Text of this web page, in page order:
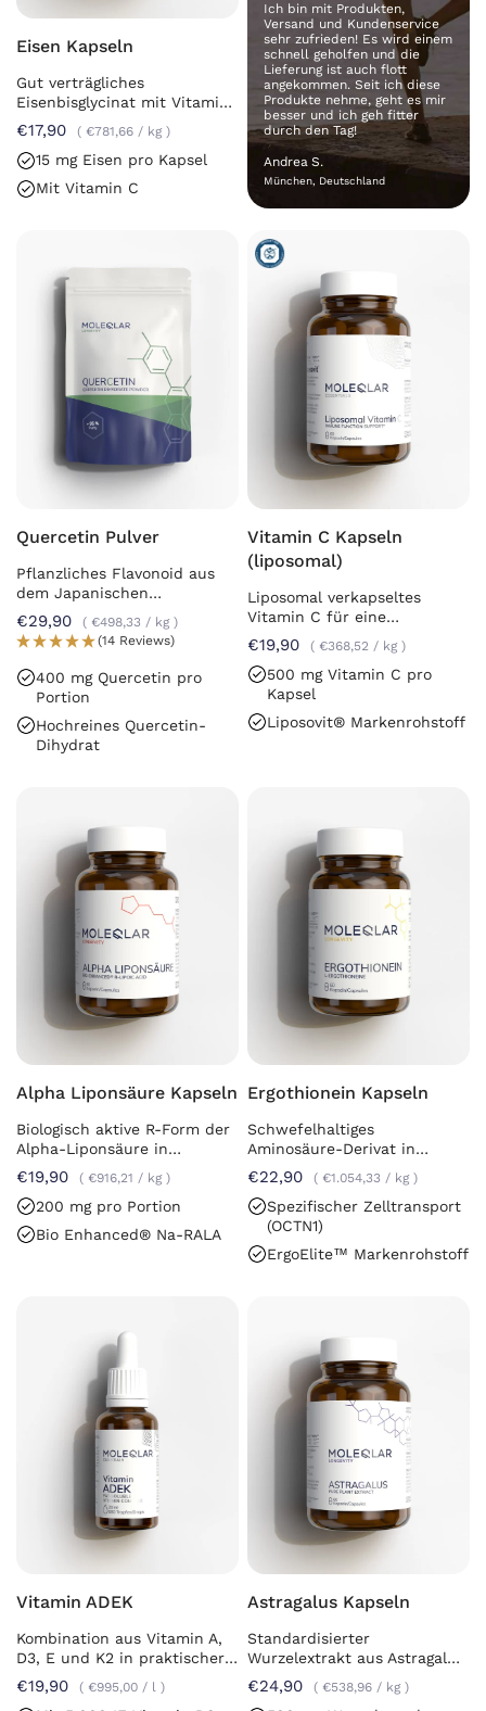
Eisen Kapseln
Gut verträgliches
Eisenbisglycinat mit Vitamin
C
€17,90 €781,66 / kg
15 mg Eisen pro Kapsel
Mit Vitamin C
Ich bin mit Produkten,
Versand und Kundenservice
sehr zufrieden! Es wird einem
schnell geholfen und die
Lieferung ist auch flott
angekommen. Seit ich diese
Produkte nehme, geht es mir
besser und ich geh fitter
durch den Tag!
Andrea S.
München, Deutschland
Quercetin Pulver
Pflanzliches Flavonoid aus
dem Japanischen
Schnurbaum
€29,90 €498,33 / kg
(14 Reviews)
400 mg Quercetin pro
Portion
Hochreines Quercetin-
Dihydrat
Vitamin C Kapseln
(liposomal)
Liposomal verkapseltes
Vitamin C für eine
optimierte Aufnahme
€19,90 €368,52 / kg
500 mg Vitamin C pro
Kapsel
Liposovit® Markenrohstoff
Alpha Liponsäure Kapseln
Biologisch aktive R-Form der
Alpha-Liponsäure in
Kapselform.
€19,90 €916,21 / kg
200 mg pro Portion
Bio Enhanced® Na-RALA
Ergothionein Kapseln
Schwefelhaltiges
Aminosäure-Derivat in
Kapselform
€22,90 €1.054,33 / kg
Spezifischer Zelltransport
(OCTN1)
ErgoElite™ Markenrohstoff
Vitamin ADEK
Kombination aus Vitamin A,
D3, E und K2 in praktischer
Tropfenform
€19,90 €995,00 / l
Astragalus Kapseln
Standardisierter
Wurzelextrakt aus Astragalus
membranaceus
€24,90 €538,96 / kg